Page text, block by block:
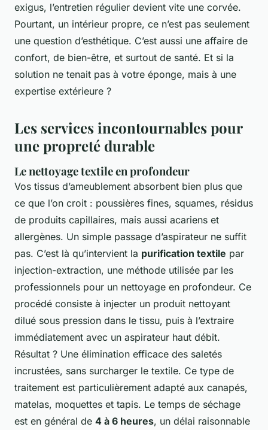
exigus, l’entretien régulier devient vite une corvée.
Pourtant, un intérieur propre, ce n’est pas seulement
une question d’esthétique. C’est aussi une affaire de
confort, de bien-être, et surtout de santé. Et si la
solution ne tenait pas à votre éponge, mais à une
expertise extérieure ?
Les services incontournables pour
une propreté durable
Le nettoyage textile en profondeur
Vos tissus d’ameublement absorbent bien plus que
ce que l’on croit : poussières fines, squames, résidus
de produits capillaires, mais aussi acariens et
allergènes. Un simple passage d’aspirateur ne suffit
pas. C’est là qu’intervient la purification textile par
injection-extraction, une méthode utilisée par les
professionnels pour un nettoyage en profondeur. Ce
procédé consiste à injecter un produit nettoyant
dilué sous pression dans le tissu, puis à l’extraire
immédiatement avec un aspirateur haut débit.
Résultat ? Une élimination efficace des saletés
incrustées, sans surcharger le textile. Ce type de
traitement est particulièrement adapté aux canapés,
matelas, moquettes et tapis. Le temps de séchage
est en général de 4 à 6 heures, un délai raisonnable